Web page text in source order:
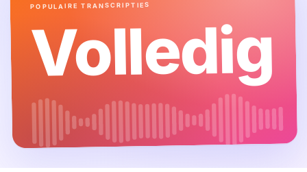
POPULAIRE TRANSCRIPTIES
Volledig